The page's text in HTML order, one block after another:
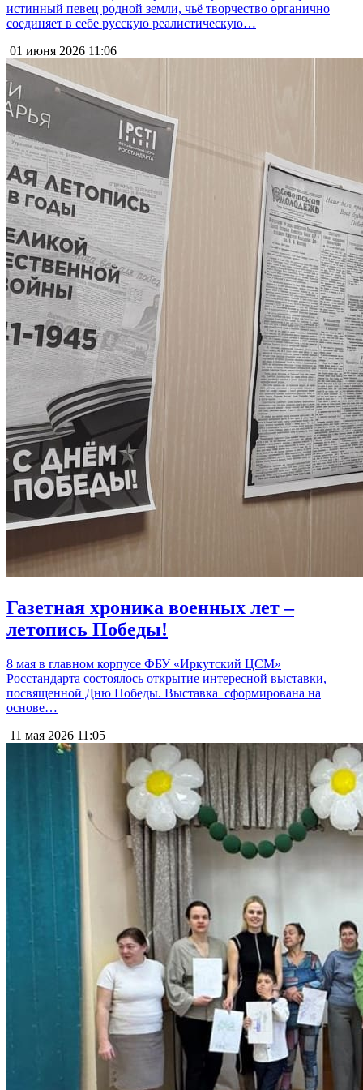
истинный певец родной земли, чьё творчество органично
соединяет в себе русскую реалистическую…
01 июня 2026 11:06
Газетная хроника военных лет –
летопись Победы!
8 мая в главном корпусе ФБУ «Иркутский ЦСМ»
Росстандарта состоялось открытие интересной выставки,
посвященной Дню Победы. Выставка сформирована на
основе…
11 мая 2026 11:05